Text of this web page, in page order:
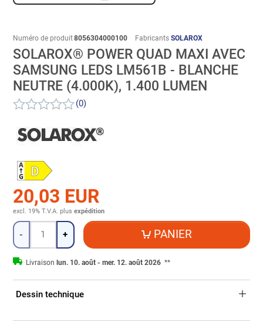
Numéro de produit8056304000100 Fabricants SOLAROX
SOLAROX® POWER QUAD MAXI AVEC
SAMSUNG LEDS LM561B - BLANCHE
NEUTRE (4.000K), 1.400 LUMEN
(0)
20,03 EUR
excl. 19% T.V.A. plus expédition
Quantité
- + PANIER
Livraison lun. 10. août - mer. 12. août 2026 **
Dessin technique